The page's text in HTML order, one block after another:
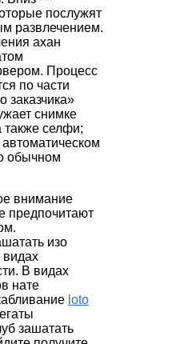
послужят
развлечением.
ахан
Процесс
по части
заказчика»
снимке
также селфи;
обычном
внимание
предпочитают
изо
видах
В видах
нате
loto
зашатать